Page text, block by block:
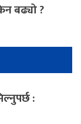
बढ्यो ?
: